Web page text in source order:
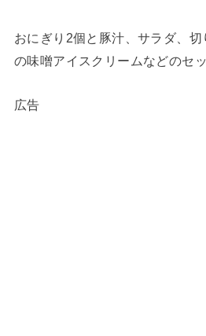
おにぎり2個と豚汁、サラダ、切
の味噌アイスクリームなどのセ
広告